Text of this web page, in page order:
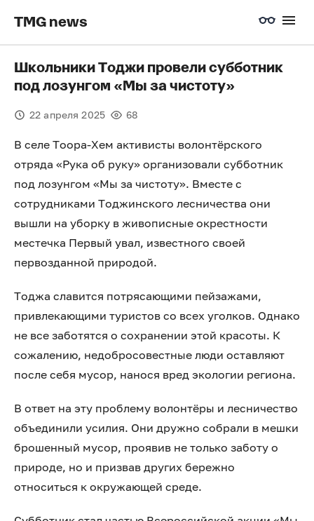
TMG news
Школьники Тоджи провели субботник
под лозунгом «Мы за чистоту»
22 апреля 2025 68
В селе Тоора-Хем активисты волонтёрского
отряда «Рука об руку» организовали субботник
под лозунгом «Мы за чистоту». Вместе с
сотрудниками Тоджинского лесничества они
вышли на уборку в живописные окрестности
местечка Первый увал, известного своей
первозданной природой.
Тоджа славится потрясающими пейзажами,
привлекающими туристов со всех уголков. Однако
не все заботятся о сохранении этой красоты. К
сожалению, недобросовестные люди оставляют
после себя мусор, нанося вред экологии региона.
В ответ на эту проблему волонтёры и лесничество
объединили усилия. Они дружно собрали в мешки
брошенный мусор, проявив не только заботу о
природе, но и призвав других бережно
относиться к окружающей среде.